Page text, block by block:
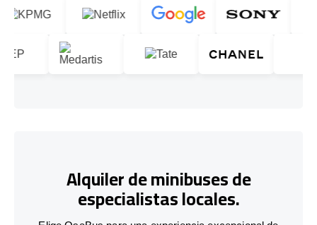
Alquiler de minibuses de
especialistas locales.